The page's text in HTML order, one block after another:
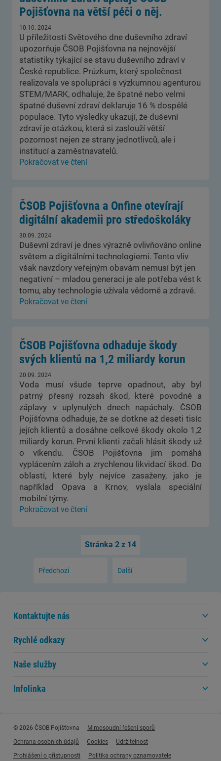
Pojišťovna na větší péči o něj.
10.10. 2024
U příležitosti Světového dne duševního zdraví
upozorňuje ČSOB Pojišťovna na nejnovější
statistiky týkající se stavu duševního zdraví v
České republice. Průzkum, který společnost
realizovala ve spolupráci s výzkumnou agenturou
STEM/MARK, odhaluje, že špatné nebo velmi
špatné duševní zdraví deklaruje 16 % dospělé
populace. Tyto výsledky ukazují, že duševní
zdraví je otázkou, která si zaslouží větší
pozornost nejen ze strany jednotlivců, ale i
institucí a zaměstnavatelů.
Pokračovat ve čtení
ČSOB Pojišťovna a Onfine otevírají
digitální akademii pro středoškoláky
30.09. 2024
Duševní zdraví je dnes výrazně ovlivňováno online
světem a digitálními technologiemi. Tento vliv
však navzdory veřejným obavám nemusí být jen
negativní – mladou generaci je ale potřeba vést k
tomu, aby technologie užívala vědomě a zdravě.
Pokračovat ve čtení
ČSOB Pojišťovna odhaduje škody
svých klientů na 1,2 miliardy korun
20.09. 2024
Voda musí všude teprve opadnout, aby byl
patrný přesný rozsah škod, které povodně a
záplavy v uplynulých dnech napáchaly. ČSOB
Pojišťovna odhaduje, že se dotkne až deseti tisíc
jejích klientů a dosáhne celkové škody okolo 1,2
miliardy korun. První klienti začali hlásit škody už
o víkendu. ČSOB Pojišťovna jim pomáhá
vyplácením záloh a zrychlenou likvidací škod. Do
oblastí, které byly nejvíce zasaženy, jako je
například Opava a Krnov, vyslala speciální
mobilní týmy.
Pokračovat ve čtení
Stránka 2 z 14
Předchozí Další
Kontaktujte nás
Rychlé odkazy
Naše služby
Infolinka
© 2026 ČSOB Pojišťovna
Mimosoudní řešení sporů
Ochrana osobních údajů
Cookies
Udržitelnost
Prohlášení o přístupnosti
Politika ochrany oznamovatele